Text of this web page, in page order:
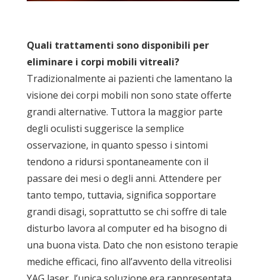
Quali trattamenti sono disponibili per
eliminare i corpi mobili vitreali?
Tradizionalmente ai pazienti che lamentano la
visione dei corpi mobili non sono state offerte
grandi alternative. Tuttora la maggior parte
degli oculisti suggerisce la semplice
osservazione, in quanto spesso i sintomi
tendono a ridursi spontaneamente con il
passare dei mesi o degli anni. Attendere per
tanto tempo, tuttavia, significa sopportare
grandi disagi, soprattutto se chi soffre di tale
disturbo lavora al computer ed ha bisogno di
una buona vista. Dato che non esistono terapie
mediche efficaci, fino all’avvento della vitreolisi